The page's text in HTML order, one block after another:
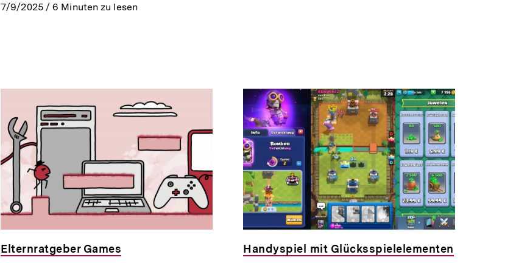
7/9/2025 / 6 Minuten zu lesen
Elternratgeber Games Handyspiel mit Glücksspielelementen